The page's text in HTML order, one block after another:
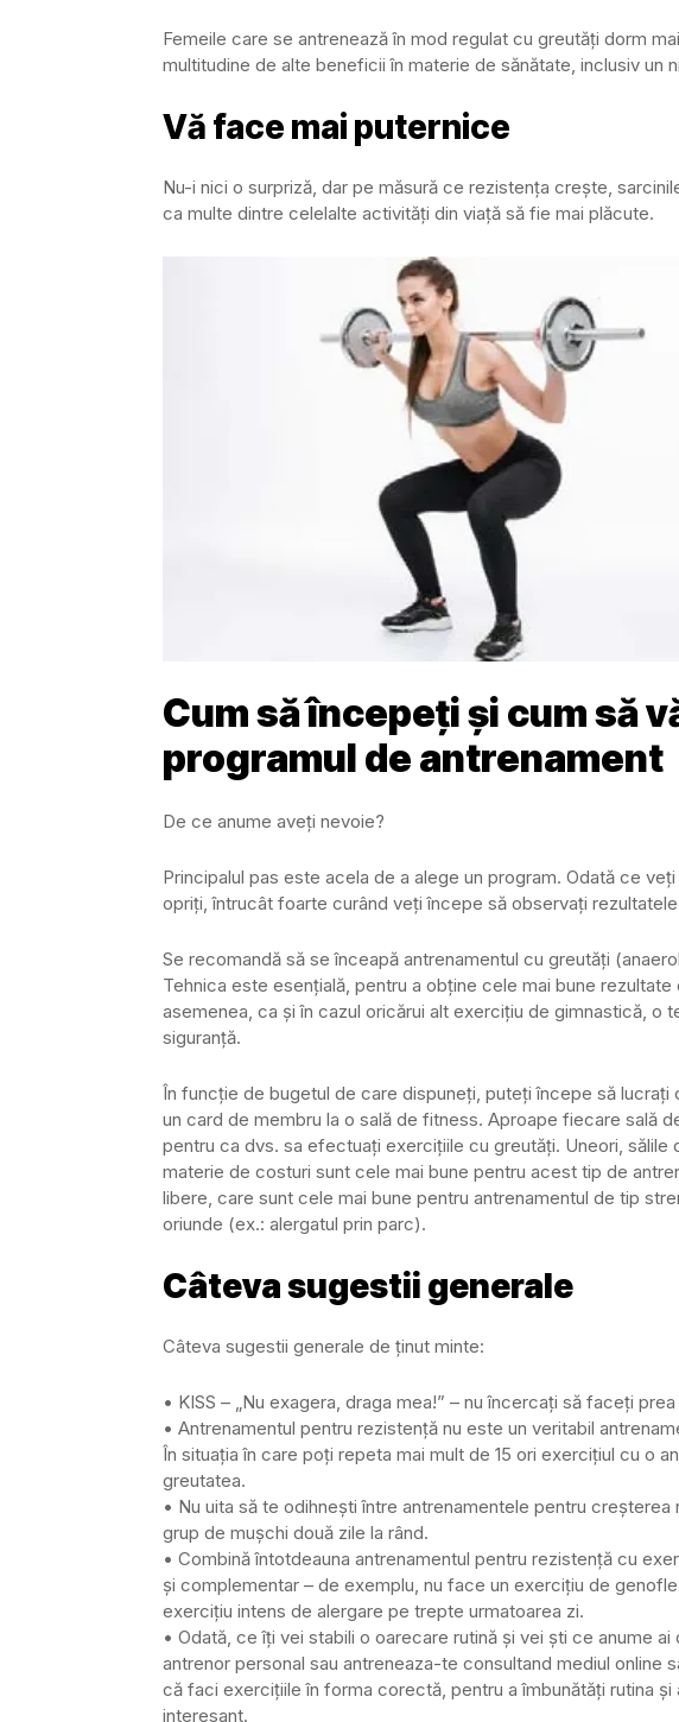
Femeile care se antrenează în mod regulat cu greutăți dorm
multitudine de alte beneficii în materie de sănătate, inclusiv un
Vă face mai puternice
Nu-i nici o surpriză, dar pe măsură ce rezistența crește,
ca multe dintre celelalte activități din viață să fie mai plăcute.
Cum să începeți și cum să
programul de antrenament
De ce anume aveți nevoie?
Principalul pas este acela de a alege un program. Odată ce
opriți, întrucât foarte curând veți începe să observați
Se recomandă să se înceapă antrenamentul cu greutăți
Tehnica este esențială, pentru a obține cele mai bune
asemenea, ca și în cazul oricărui alt exercițiu de gimnastică, o
siguranță.
În funcție de bugetul de care dispuneți, puteți începe să lucrați
un card de membru la o sală de fitness. Aproape fiecare sală
pentru ca dvs. sa efectuați exercițiile cu greutăți. Uneori, sălile
materie de costuri sunt cele mai bune pentru acest tip de
libere, care sunt cele mai bune pentru antrenamentul de tip
oriunde (ex.: alergatul prin parc).
Câteva sugestii generale
Câteva sugestii generale de ținut minte:
• KISS – „Nu exagera, draga mea!” – nu încercați să faceți
• Antrenamentul pentru rezistență nu este un veritabil
În situația în care poți repeta mai mult de 15 ori exercițiul cu o
greutatea.
• Nu uita să te odihnești între antrenamentele pentru
grup de mușchi două zile la rând.
• Combină întotdeauna antrenamentul pentru rezistență cu
și complementar – de exemplu, nu face un exercițiu de
exercițiu intens de alergare pe trepte urmatoarea zi.
• Odată, ce îți vei stabili o oarecare rutină și vei ști ce anume
antrenor personal sau antreneaza-te consultand mediul online
că faci exercițiile în forma corectă, pentru a îmbunătăți rutina
interesant.